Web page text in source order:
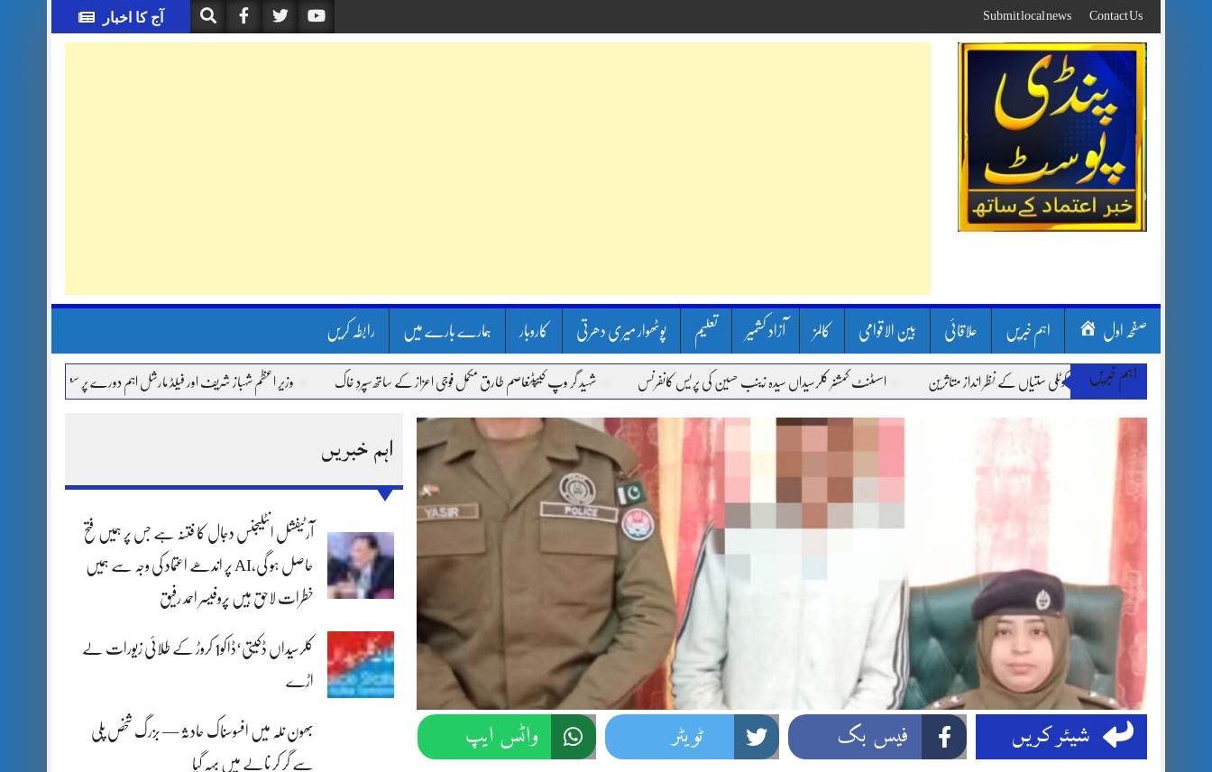
to
content
آج کا اخبار Contact Us
Submit local news
صفحہ اول اہم خبریں علاقائی بین الاقوامی کالمز آزاد کشمیر تعلیم پوٹھوار میری دھرتی کاروبار ہمارے بارے میں رابطہ کریں
اہم خبریں
لینڈ سلائیڈنگ اور کوٹلی ستیاں کے نظر انداز متاثرین اسسٹنٹ کمشنر کلرسیداں سیدہ زینب حسین کی پریس کانفرنس شہید گر وپ کیپٹنعاصم طارق مکمل فوجی اعزاز کے ساتھ سپردِ خاک وزیر اعظم شہباز شریف اور فیلڈ مارشل اہم دورے پر سعودی عرب روانہ
اہم خبریں
آرٹیفشل انٹلیجنس دجال کا فتنہ ہے جس پر ہمیں فتح
حاصل ہو گی،AI پر اندھے اعتماد کی وجہ سے ہمیں
خطرات لاحق ہیں پروفیسر احمد رفیق
کلرسیداں ڈکیتی‘ڈاکو1 کروڑ کے طلائی زیورات لے
اڑے
بھون نلہ میں افسوسناک حادثہ — بزرگ شخص پلی
سے گر کر نالے میں بہہ گیا
شیئر کریں فیس بک ٹویٹر واٹس ایپ